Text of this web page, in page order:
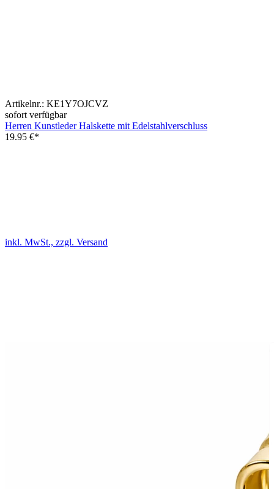
Artikelnr.: KE1Y7OJCVZ
sofort verfügbar
Herren Kunstleder Halskette mit Edelstahlverschluss
19.95 €*
inkl. MwSt., zzgl. Versand